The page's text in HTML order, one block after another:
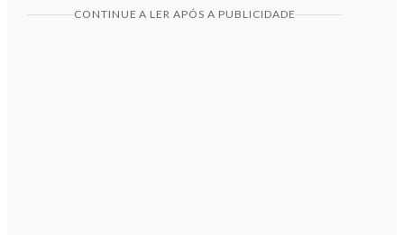
CONTINUE A LER APÓS A PUBLICIDADE